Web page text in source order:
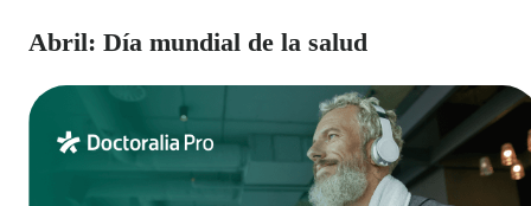
Abril: Día mundial de la salud